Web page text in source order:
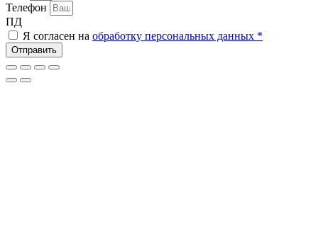
Телефон
ПД
Я согласен на обработку персональных данных *
Отправить